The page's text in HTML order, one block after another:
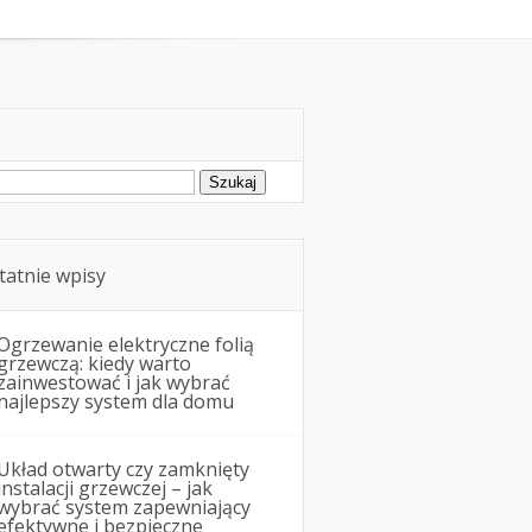
wpisy
elektryczne folią
kiedy warto
i jak wybrać
system dla domu
otwarty czy zamknięty
grzewczej – jak
system zapewniający
i bezpieczne